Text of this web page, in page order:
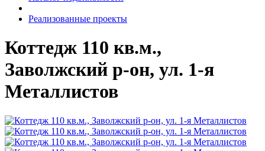
Реализованные проекты
Коттедж 110 кв.м.,
Заволжский р-он, ул. 1-я
Металлистов